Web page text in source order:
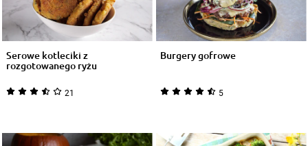
Serowe kotleciki z
rozgotowanego ryżu
21
Burgery gofrowe
5